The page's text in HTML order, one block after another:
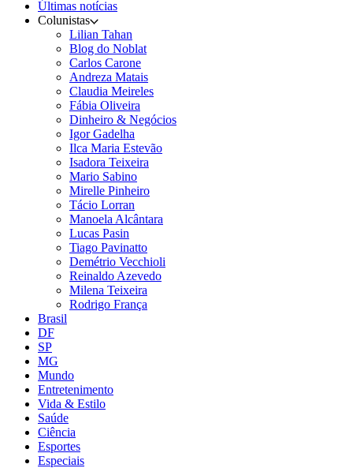
Últimas notícias
Colunistas
Lilian Tahan
Blog do Noblat
Carlos Carone
Andreza Matais
Claudia Meireles
Fábia Oliveira
Dinheiro & Negócios
Igor Gadelha
Ilca Maria Estevão
Isadora Teixeira
Mario Sabino
Mirelle Pinheiro
Tácio Lorran
Manoela Alcântara
Lucas Pasin
Tiago Pavinatto
Demétrio Vecchioli
Reinaldo Azevedo
Milena Teixeira
Rodrigo França
Brasil
DF
SP
MG
Mundo
Entretenimento
Vida & Estilo
Saúde
Ciência
Esportes
Especiais